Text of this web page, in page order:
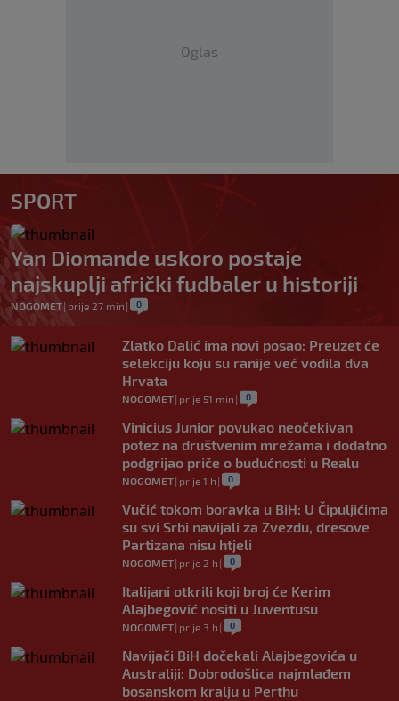
Oglas
SPORT
Yan Diomande uskoro postaje
najskuplji afrički fudbaler u historiji
NOGOMET| prije 27 min | 0
Zlatko Dalić ima novi posao: Preuzet će
selekciju koju su ranije već vodila dva
Hrvata
NOGOMET| prije 51 min | 0
Vinicius Junior povukao neočekivan
potez na društvenim mrežama i dodatno
podgrijao priče o budućnosti u Realu
NOGOMET| prije 1 h | 0
Vučić tokom boravka u BiH: U Čipuljićima
su svi Srbi navijali za Zvezdu, dresove
Partizana nisu htjeli
NOGOMET| prije 2 h | 0
Italijani otkrili koji broj će Kerim
Alajbegović nositi u Juventusu
NOGOMET| prije 3 h | 0
Navijači BiH dočekali Alajbegovića u
Australiji: Dobrodošlica najmlađem
bosanskom kralju u Perthu